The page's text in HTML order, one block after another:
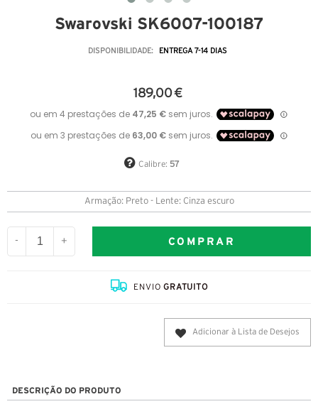
Swarovski SK6007-100187
DISPONIBILIDADE: ENTREGA 7-14 DIAS
189,00 €
Calibre: 57
Armação: Preto - Lente: Cinza escuro
- + COMPRAR
ENVIOGRATUITO
Adicionar à Lista de Desejos
DESCRIÇÃO DO PRODUTO